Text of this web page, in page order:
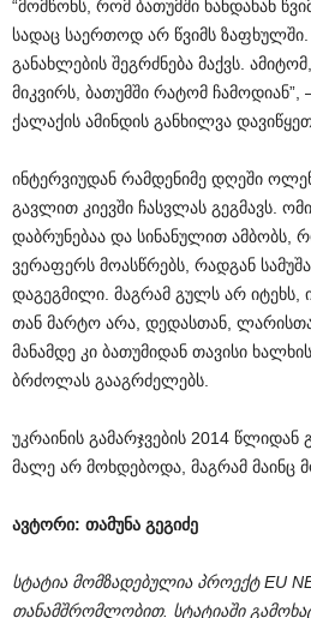
“მომწონს, რომ ბათუმში ხანდახან
სადაც საერთოდ არ წვიმს ზაფხულში.
განახლების შეგრძნება მაქვს.
მიკვირს, ბათუმში რატომ
ქალაქის ამინდის განხილვა
ინტერვიუდან რამდენიმე დღეში
გავლით კიევში ჩასვლას გეგმავს.
დაბრუნებაა და სინანულით ამბობს,
ვერაფერს მოასწრებს, რადგან
დაგეგმილი. მაგრამ გულს არ
თან მარტო არა, დედასთან,
მანამდე კი ბათუმიდან თავისი
ბრძოლას გააგრძელებს.
უკრაინის გამარჯვების 2014
მალე არ მოხდებოდა, მაგრამ მაინც
ავტორი: თამუნა გეგიძე
სტატია მომზადებულია პროექტ EU
თანამშრომლობით. სტატიაში